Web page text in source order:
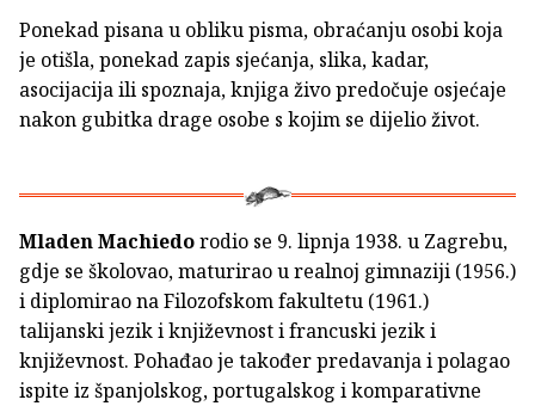
Ponekad pisana u obliku pisma, obraćanju osobi koja
je otišla, ponekad zapis sjećanja, slika, kadar,
asocijacija ili spoznaja, knjiga živo predočuje osjećaje
nakon gubitka drage osobe s kojim se dijelio život.
Mladen Machiedorodio se 9. lipnja 1938. u Zagrebu,
gdje se školovao, maturirao u realnoj gimnaziji (1956.)
i diplomirao na Filozofskom fakultetu (1961.)
talijanski jezik i književnost i francuski jezik i
književnost. Pohađao je također predavanja i polagao
ispite iz španjolskog, portugalskog i komparativne